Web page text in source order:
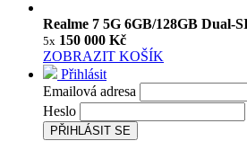
Realme 7 5G 6GB/128GB Dual-
5x 150 000 Kč
ZOBRAZIT KOŠÍK
Přihlásit
Emailová adresa
Heslo
PŘIHLÁSIT SE